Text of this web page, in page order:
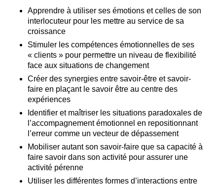
Apprendre à utiliser ses émotions et celles de son
interlocuteur pour les mettre au service de sa
croissance
Stimuler les compétences émotionnelles de ses
« clients » pour permettre un niveau de flexibilité
face aux situations de changement
Créer des synergies entre savoir-être et savoir-
faire en plaçant le savoir être au centre des
expériences
Identifier et maîtriser les situations paradoxales de
l’accompagnement émotionnel en repositionnant
l’erreur comme un vecteur de dépassement
Mobiliser autant son savoir-faire que sa capacité à
faire savoir dans son activité pour assurer une
activité pérenne
Utiliser les différentes formes d’interactions entre